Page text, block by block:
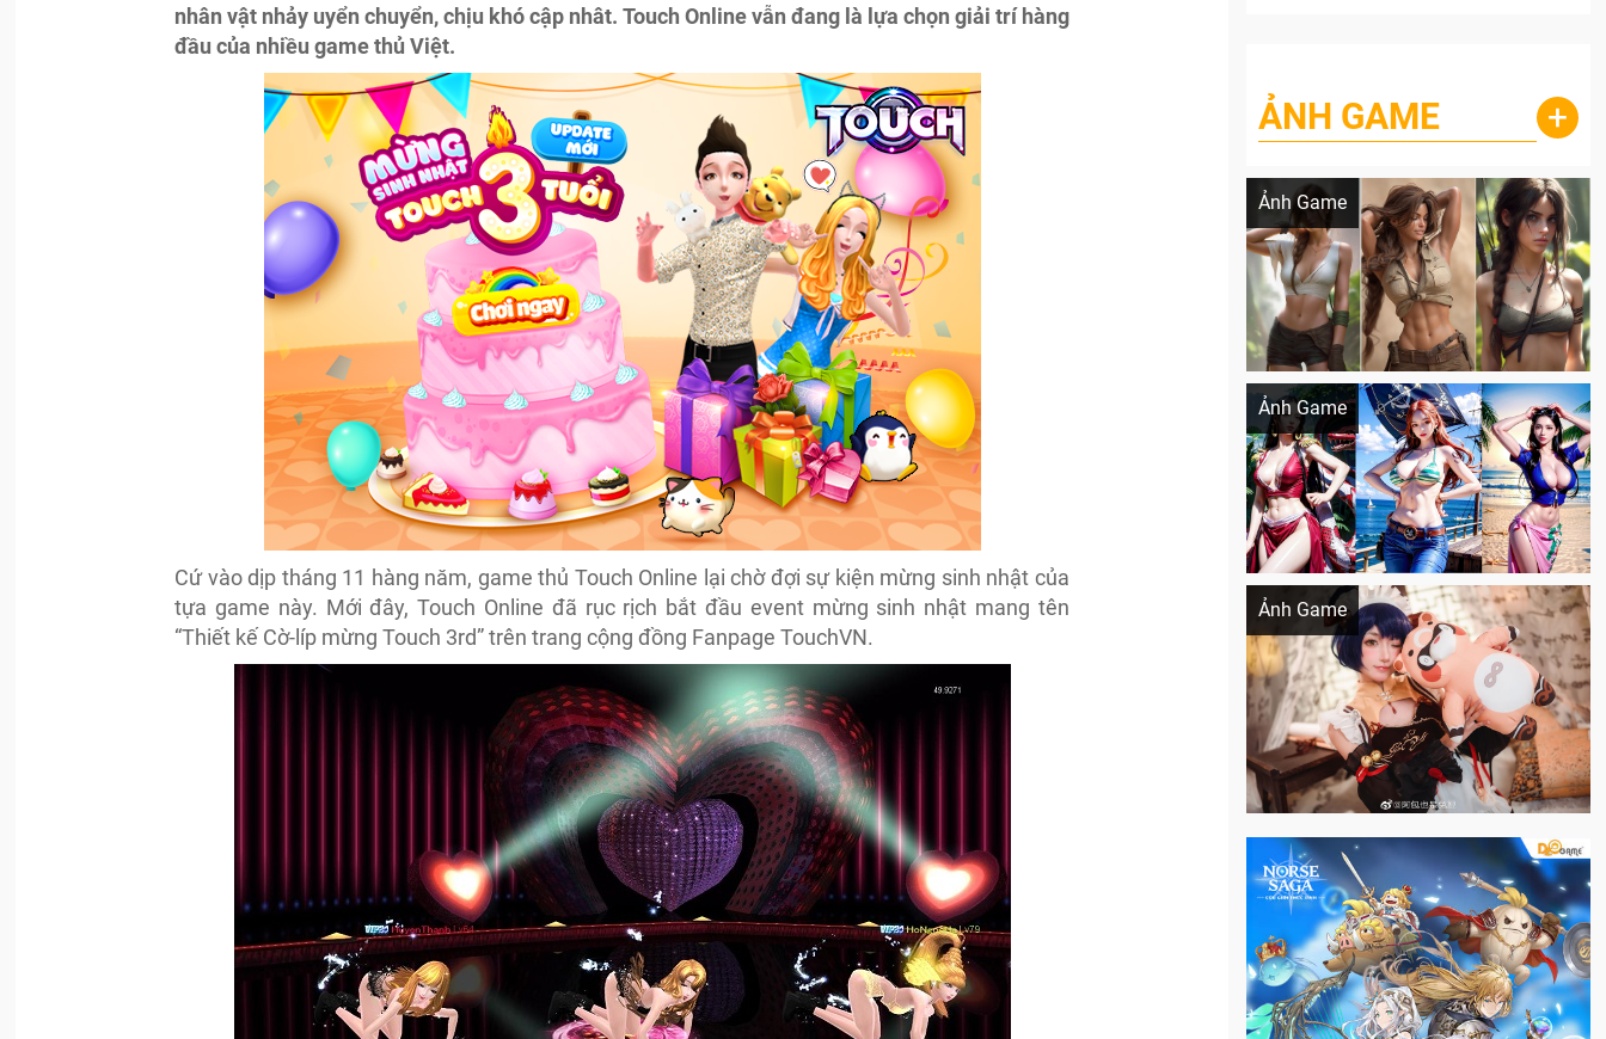
nhân vật nhảy uyển chuyển, chịu khó cập nhât. Touch Online vẫn đang là lựa chọn giải trí hàng
đầu của nhiều game thủ Việt.
Cứ vào dịp tháng 11 hàng năm, game thủ Touch Online lại chờ đợi sự kiện mừng sinh nhật của
tựa game này. Mới đây, Touch Online đã rục rịch bắt đầu event mừng sinh nhật mang tên
“Thiết kế Cờ-líp mừng Touch 3rd” trên trang cộng đồng Fanpage TouchVN.
ẢNH GAME +
Ảnh Game
Lala Croft vừa nóng vừa xinh dưới nét vẽ
Ảnh Game
Khi AI Cosplay gái đẹp One Piece
Ảnh Game
Cosplay Xiangling siêu cute